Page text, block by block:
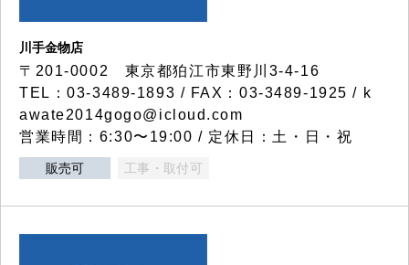
川手金物店
〒201-0002 東京都狛江市東野川3-4-16
TEL：03-3489-1893 / FAX：03-3489-1925 / k
awate2014gogo@icloud.com
営業時間：6:30〜19:00 / 定休日：土・日・祝
販売可 工事・取付可